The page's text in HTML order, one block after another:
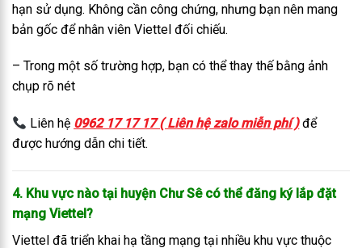
hạn sử dụng. Không cần công chứng, nhưng bạn nên mang
bản gốc để nhân viên Viettel đối chiếu.
– Trong một số trường hợp, bạn có thể thay thế bằng ảnh
chụp rõ nét
Liên hệ 0962 17 17 17 ( Liên hệ zalo miễn phí )để
được hướng dẫn chi tiết.
4. Khu vực nào tại huyện Chư Sê có thể đăng ký lắp đặt
mạng Viettel?
Viettel đã triển khai hạ tầng mạng tại nhiều khu vực thuộc